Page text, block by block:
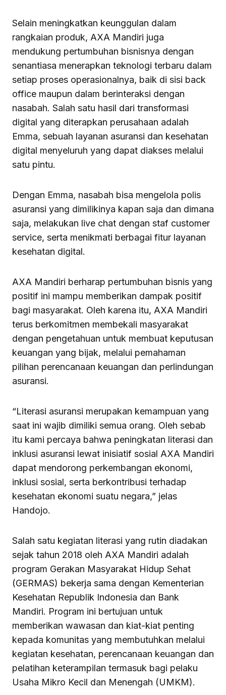
Selain meningkatkan keunggulan dalam
rangkaian produk, AXA Mandiri juga
mendukung pertumbuhan bisnisnya dengan
senantiasa menerapkan teknologi terbaru dalam
setiap proses operasionalnya, baik di sisi back
office maupun dalam berinteraksi dengan
nasabah. Salah satu hasil dari transformasi
digital yang diterapkan perusahaan adalah
Emma, sebuah layanan asuransi dan kesehatan
digital menyeluruh yang dapat diakses melalui
satu pintu.
Dengan Emma, nasabah bisa mengelola polis
asuransi yang dimilikinya kapan saja dan dimana
saja, melakukan live chat dengan staf customer
service, serta menikmati berbagai fitur layanan
kesehatan digital.
AXA Mandiri berharap pertumbuhan bisnis yang
positif ini mampu memberikan dampak positif
bagi masyarakat. Oleh karena itu, AXA Mandiri
terus berkomitmen membekali masyarakat
dengan pengetahuan untuk membuat keputusan
keuangan yang bijak, melalui pemahaman
pilihan perencanaan keuangan dan perlindungan
asuransi.
“Literasi asuransi merupakan kemampuan yang
saat ini wajib dimiliki semua orang. Oleh sebab
itu kami percaya bahwa peningkatan literasi dan
inklusi asuransi lewat inisiatif sosial AXA Mandiri
dapat mendorong perkembangan ekonomi,
inklusi sosial, serta berkontribusi terhadap
kesehatan ekonomi suatu negara,” jelas
Handojo.
Salah satu kegiatan literasi yang rutin diadakan
sejak tahun 2018 oleh AXA Mandiri adalah
program Gerakan Masyarakat Hidup Sehat
(GERMAS) bekerja sama dengan Kementerian
Kesehatan Republik Indonesia dan Bank
Mandiri. Program ini bertujuan untuk
memberikan wawasan dan kiat-kiat penting
kepada komunitas yang membutuhkan melalui
kegiatan kesehatan, perencanaan keuangan dan
pelatihan keterampilan termasuk bagi pelaku
Usaha Mikro Kecil dan Menengah (UMKM).